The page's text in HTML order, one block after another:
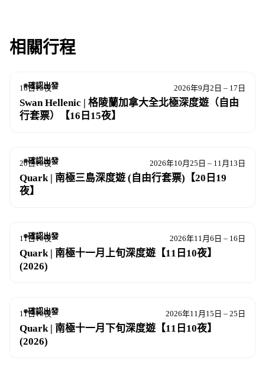
相關行程
確認出發
16日15夜 2026年9月2日 – 17日
Swan Hellenic | 格陵蘭加拿大全北極深度遊（自由
行套票）【16日15夜】
確認出發
20日19夜 2026年10月25日 – 11月13日
Quark | 南極三島深度遊 (自由行套票)【20日19
夜】
確認出發
11日10夜 2026年11月6日 – 16日
Quark | 南極十一月上旬深度遊【11日10夜】
(2026)
確認出發
11日10夜 2026年11月15日 – 25日
Quark | 南極十一月下旬深度遊【11日10夜】
(2026)